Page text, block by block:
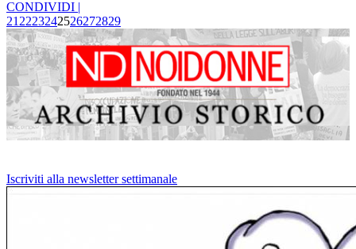
CONDIVIDI |
21 2223242526272829
Iscriviti alla newsletter settimanale